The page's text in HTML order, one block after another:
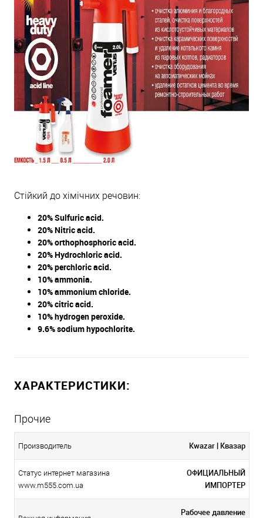
Стійкий до хімічних речовин:
20% Sulfuric acid.
20% Nitric acid.
20% orthophosphoric acid.
20% Hydrochloric acid.
20% perchloric acid.
10% ammonia.
10% ammonium chloride.
20% citric acid.
10% hydrogen peroxide.
9.6% sodium hypochlorite.
ХАРАКТЕРИСТИКИ:
Прочие
Производитель Kwazar | Квазар
Статус интернет магазина
www.m555.com.ua
ОФИЦИАЛЬНЫЙ
ИМПОРТЕР
Рабочее давление